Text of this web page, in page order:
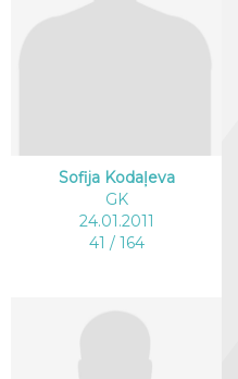
Sofija Kodaļeva
GK
24.01.2011
41 / 164